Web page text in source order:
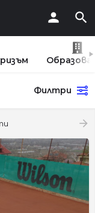
Филтри